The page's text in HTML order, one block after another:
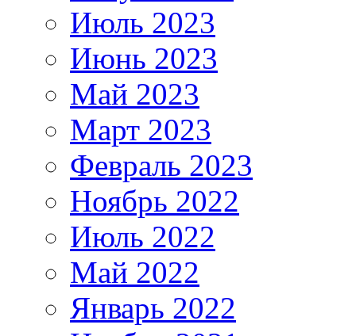
Июль 2023
Июнь 2023
Май 2023
Март 2023
Февраль 2023
Ноябрь 2022
Июль 2022
Май 2022
Январь 2022